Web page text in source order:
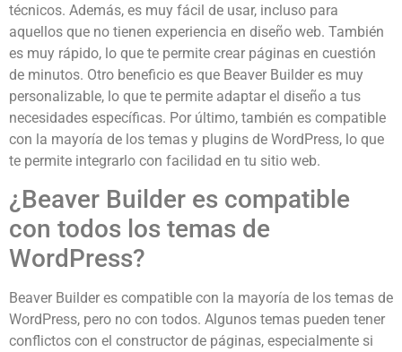
técnicos. Además, es muy fácil de usar, incluso para
aquellos que no tienen experiencia en diseño web. También
es muy rápido, lo que te permite crear páginas en cuestión
de minutos. Otro beneficio es que Beaver Builder es muy
personalizable, lo que te permite adaptar el diseño a tus
necesidades específicas. Por último, también es compatible
con la mayoría de los temas y plugins de WordPress, lo que
te permite integrarlo con facilidad en tu sitio web.
¿Beaver Builder es compatible
con todos los temas de
WordPress?
Beaver Builder es compatible con la mayoría de los temas de
WordPress, pero no con todos. Algunos temas pueden tener
conflictos con el constructor de páginas, especialmente si